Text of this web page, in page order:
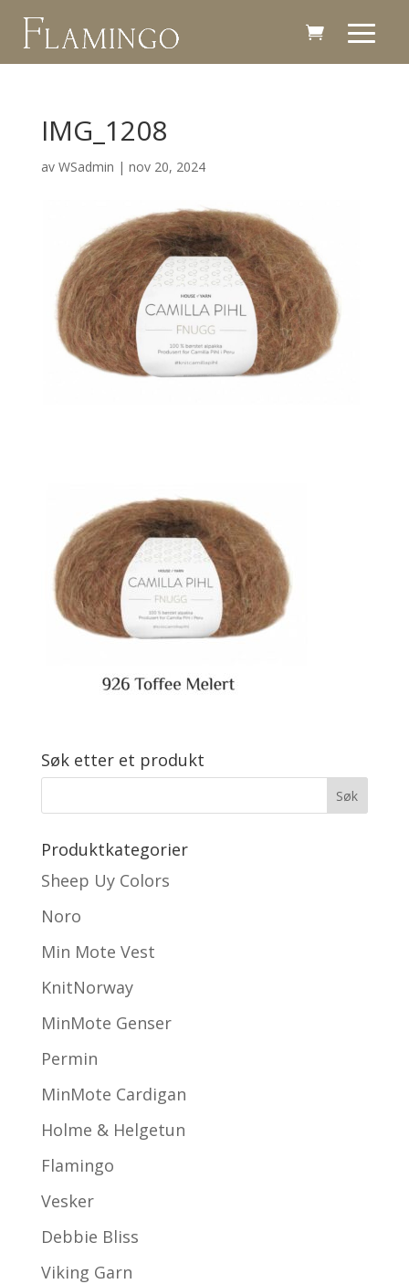
IMG_1208
av WSadmin | nov 20, 2024
Søk etter et produkt
Produktkategorier
Sheep Uy Colors
Noro
Min Mote Vest
KnitNorway
MinMote Genser
Permin
MinMote Cardigan
Holme & Helgetun
Flamingo
Vesker
Debbie Bliss
Viking Garn